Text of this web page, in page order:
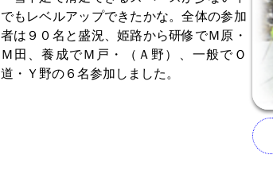
でもレベルアップできたかな。全体の参加
者は９０名と盛況、姫路から研修でＭ原・
Ｍ田、養成でＭ戸・（Ａ野）、一般でＯ
道・Ｙ野の６名参加しました。